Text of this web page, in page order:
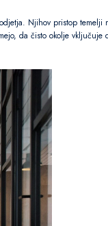
Njihov pristop
da čisto okolje